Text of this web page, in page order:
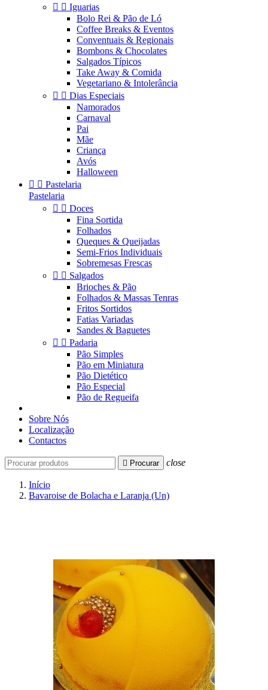
  Iguarias
Bolo Rei & Pão de Ló
Coffee Breaks & Eventos
Conventuais & Regionais
Bombons & Chocolates
Salgados Típicos
Take Away & Comida
Vegetariano & Intolerância
  Dias Especiais
Namorados
Carnaval
Pai
Mãe
Criança
Avós
Halloween
  Pastelaria
Pastelaria
  Doces
Fina Sortida
Folhados
Queques & Queijadas
Semi-Frios Individuais
Sobremesas Frescas
  Salgados
Brioches & Pão
Folhados & Massas Tenras
Fritos Sortidos
Fatias Variadas
Sandes & Baguetes
  Padaria
Pão Simples
Pão em Miniatura
Pão Dietético
Pão Especial
Pão de Regueifa
Sobre Nós
Localização
Contactos
 Procurar close
Início
Bavaroise de Bolacha e Laranja (Un)